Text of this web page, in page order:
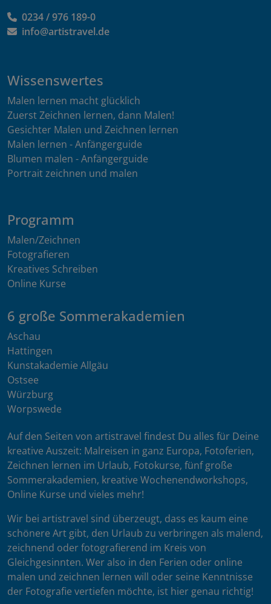
0234 / 976 189-0
info@artistravel.de
Wissenswertes
Malen lernen macht glücklich
Zuerst Zeichnen lernen, dann Malen!
Gesichter Malen und Zeichnen lernen
Malen lernen - Anfängerguide
Blumen malen - Anfängerguide
Portrait zeichnen und malen
Programm
Malen/Zeichnen
Fotografieren
Kreatives Schreiben
Online Kurse
6 große Sommerakademien
Aschau
Hattingen
Kunstakademie Allgäu
Ostsee
Würzburg
Worpswede
Auf den Seiten von artistravel findest Du alles für Deine
kreative Auszeit: Malreisen in ganz Europa, Fotoferien,
Zeichnen lernen im Urlaub, Fotokurse, fünf große
Sommerakademien, kreative Wochenendworkshops,
Online Kurse und vieles mehr!
Wir bei artistravel sind überzeugt, dass es kaum eine
schönere Art gibt, den Urlaub zu verbringen als malend,
zeichnend oder fotografierend im Kreis von
Gleichgesinnten. Wer also in den Ferien oder online
malen und zeichnen lernen will oder seine Kenntnisse
der Fotografie vertiefen möchte, ist hier genau richtig!